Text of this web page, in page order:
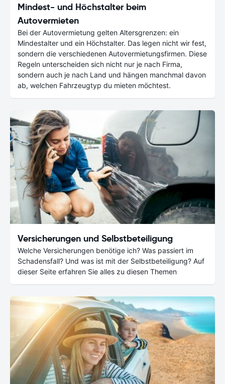
Mindest- und Höchstalter beim
Autovermieten
Bei der Autovermietung gelten Altersgrenzen: ein
Mindestalter und ein Höchstalter. Das legen nicht wir fest,
sondern die verschiedenen Autovermietungsfirmen. Diese
Regeln unterscheiden sich nicht nur je nach Firma,
sondern auch je nach Land und hängen manchmal davon
ab, welchen Fahrzeugtyp du mieten möchtest.
Versicherungen und Selbstbeteiligung
Welche Versicherungen benötige ich? Was passiert im
Schadensfall? Und was ist mit der Selbstbeteiligung? Auf
dieser Seite erfahren Sie alles zu diesen Themen